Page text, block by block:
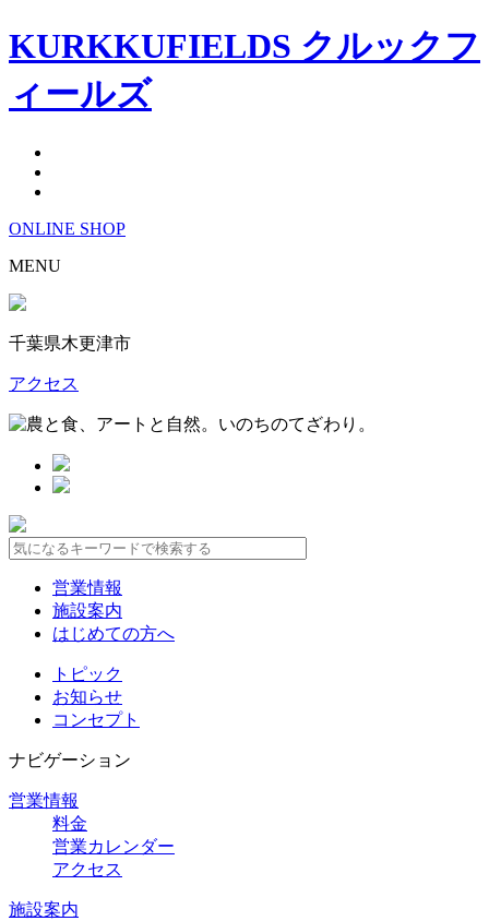
KURKKUFIELDS クルックフ
ィールズ
ONLINE SHOP
MENU
千葉県木更津市
アクセス
営業情報
施設案内
はじめての方へ
トピック
お知らせ
コンセプト
ナビゲーション
営業情報
料金
営業カレンダー
アクセス
施設案内